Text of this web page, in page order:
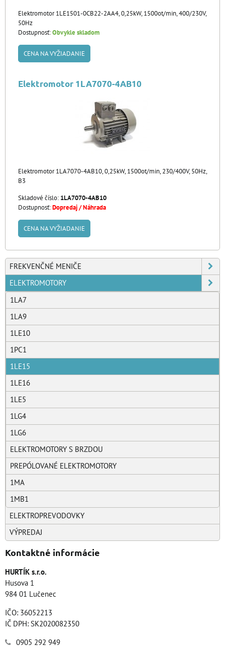
Elektromotor 1LE1501-0CB22-2AA4, 0,25kW, 1500ot/min, 400/230V,
50Hz
Dostupnosť:Obvykle skladom
CENA NA VYŽIADANIE
Elektromotor 1LA7070-4AB10
Elektromotor 1LA7070-4AB10, 0,25kW, 1500ot/min, 230/400V, 50Hz,
B3
Skladové číslo: 1LA7070-4AB10
Dostupnosť:Dopredaj / Náhrada
CENA NA VYŽIADANIE
FREKVENČNÉ MENIČE
ELEKTROMOTORY
1LA7
1LA9
1LE10
1PC1
1LE15
1LE16
1LE5
1LG4
1LG6
ELEKTROMOTORY S BRZDOU
PREPÓLOVANÉ ELEKTROMOTORY
1MA
1MB1
ELEKTROPREVODOVKY
VÝPREDAJ
Kontaktné informácie
HURTÍK s.r.o.
Husova 1
984 01 Lučenec
IČO: 36052213
IČ DPH: SK2020082350
0905 292 949